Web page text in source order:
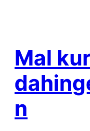
Mal
n